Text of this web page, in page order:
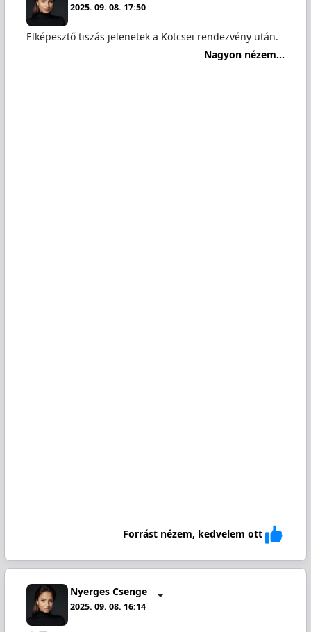
2025. 09. 08. 17:50
Elképesztő tiszás jelenetek a Kötcsei rendezvény után.
Nagyon nézem...
Forrást nézem, kedvelem ott
Nyerges Csenge
2025. 09. 08. 16:14